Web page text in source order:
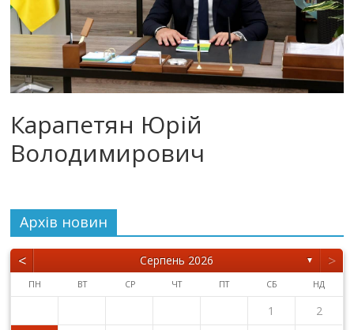
Карапетян Юрій
Володимирович
Архiв новин
< Серпень 2026 ▼ >
ПН ВТ СР ЧТ ПТ СБ НД
1
2